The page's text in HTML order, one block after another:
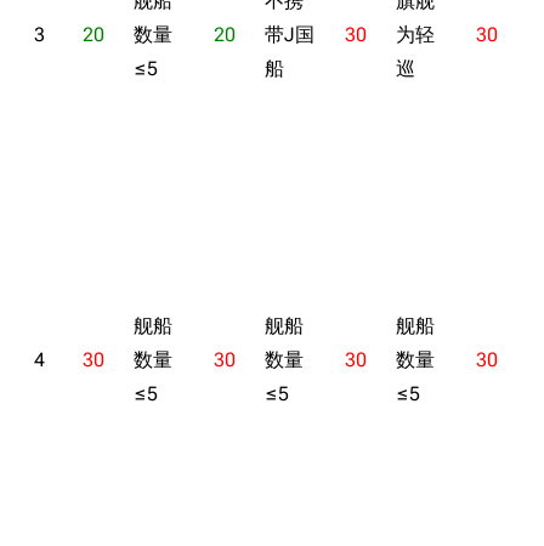
3 20
数量
≤5
20
带J国
船
30
为轻
巡
30
4 30
舰船
数量
≤5
30
舰船
数量
≤5
30
舰船
数量
≤5
30